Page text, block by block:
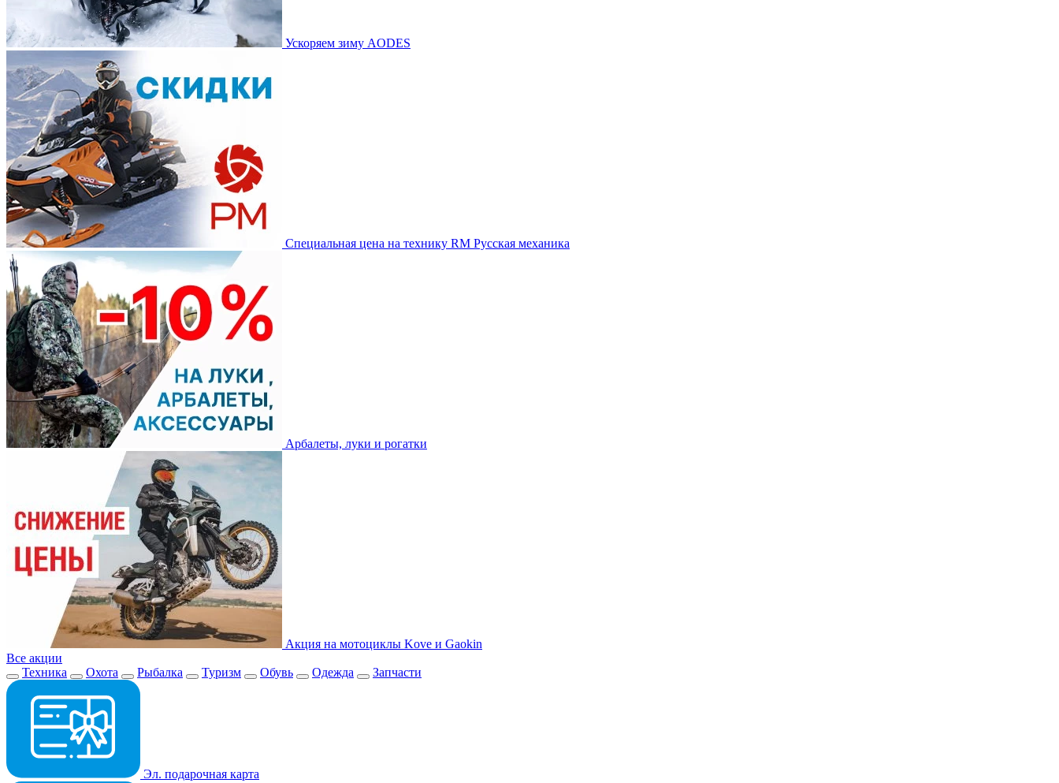
Ускоряем зиму AODES
Специальная цена на технику RM Русская механика
Арбалеты, луки и рогатки
Акция на мотоциклы Kove и Gaokin
Все акции
Техника
Охота Рыбалка Туризм Обувь Одежда Запчасти
Эл. подарочная карта